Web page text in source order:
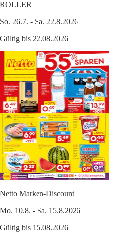
ROLLER
So. 26.7. - Sa. 22.8.2026
Gültig bis 22.08.2026
Netto Marken-Discount
Mo. 10.8. - Sa. 15.8.2026
Gültig bis 15.08.2026